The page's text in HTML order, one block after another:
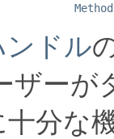
ドル
ザーが
分な